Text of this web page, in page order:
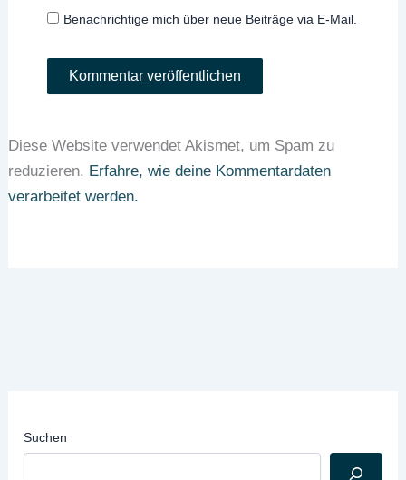
Suchen
Benachrichtige mich über neue Beiträge via E-Mail.
Diese Website verwendet Akismet, um Spam zu
reduzieren. Erfahre, wie deine Kommentardaten
verarbeitet werden.